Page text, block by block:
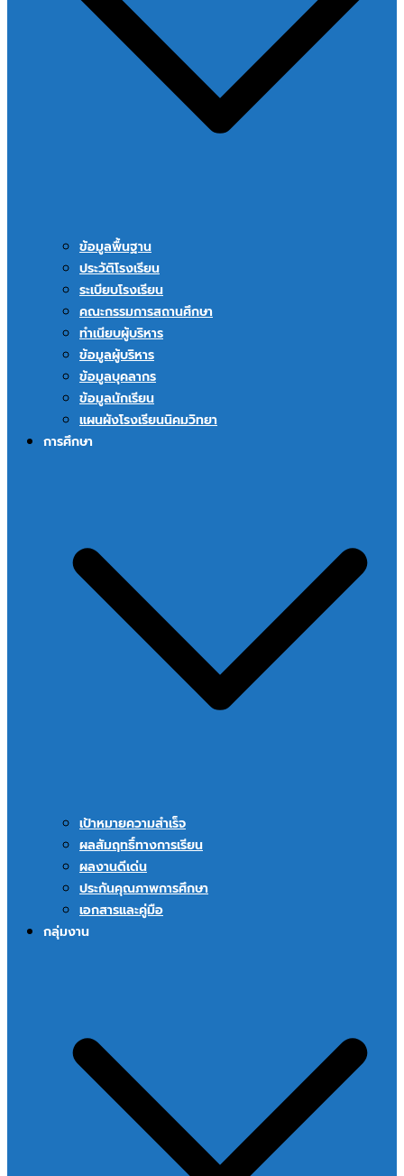
ข้อมูลพื้นฐาน
ประวัติโรงเรียน
ระเบียบโรงเรียน
คณะกรรมการสถานศึกษา
ทำเนียบผู้บริหาร
ข้อมูลผู้บริหาร
ข้อมูลบุคลากร
ข้อมูลนักเรียน
แผนผังโรงเรียนนิคมวิทยา
การศึกษา
เป้าหมายความสำเร็จ
ผลสัมฤทธิ์ทางการเรียน
ผลงานดีเด่น
ประกันคุณภาพการศึกษา
เอกสารและคู่มือ
กลุ่มงาน